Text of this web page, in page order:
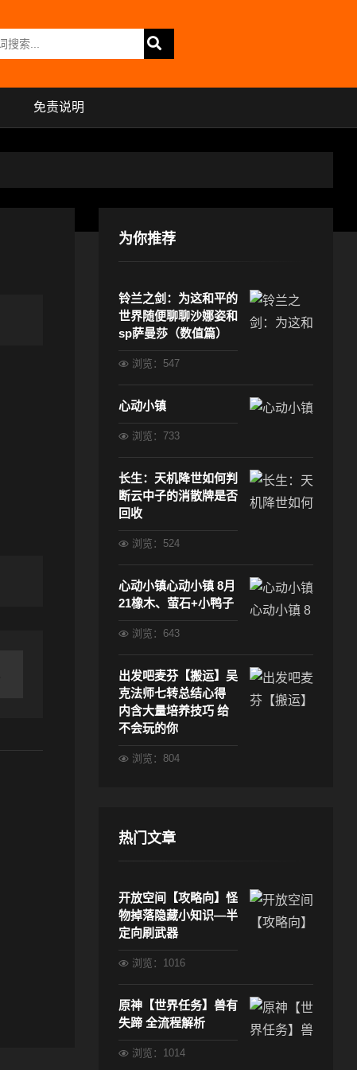
免责说明
为你推荐
铃兰之剑：为这和平的
世界随便聊聊沙娜姿和
sp萨曼莎（数值篇）
浏览：547
心动小镇
浏览：733
长生：天机降世如何判
断云中子的消散牌是否
回收
浏览：524
心动小镇心动小镇 8月
21橡木、萤石+小鸭子
浏览：643
出发吧麦芬【搬运】吴
克法师七转总结心得
内含大量培养技巧 给
不会玩的你
浏览：804
热门文章
开放空间【攻略向】怪
物掉落隐藏小知识—半
定向刷武器
浏览：1016
原神【世界任务】兽有
失蹄 全流程解析
浏览：1014